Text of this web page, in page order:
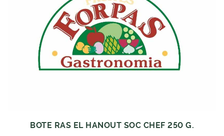
BOTE RAS EL HANOUT SOC CHEF 250 G.